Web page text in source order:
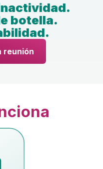
botella.
reunión